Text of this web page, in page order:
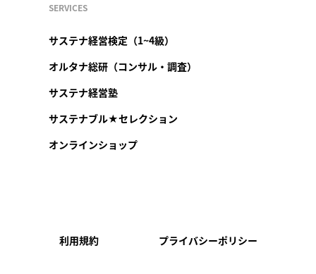
SERVICES
サステナ経営検定（1~4級）
オルタナ総研（コンサル・調査）
サステナ経営塾
サステナブル★セレクション
オンラインショップ
利用規約 プライバシーポリシー